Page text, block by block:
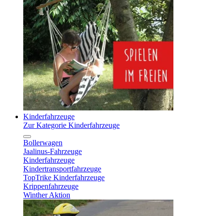
Kinderfahrzeuge
Zur Kategorie Kinderfahrzeuge
Bollerwagen
Jaalinus-Fahrzeuge
Kinderfahrzeuge
Kindertransportfahrzeuge
TopTrike Kinderfahrzeuge
Krippenfahrzeuge
Winther Aktion